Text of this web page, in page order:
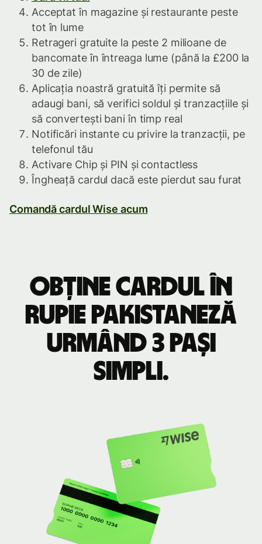
Acceptat în magazine și restaurante peste
tot în lume
Retrageri gratuite la peste 2 milioane de
bancomate în întreaga lume (până la £200 la
30 de zile)
Aplicația noastră gratuită îți permite să
adaugi bani, să verifici soldul și tranzacțiile și
să convertești bani în timp real
Notificări instante cu privire la tranzacții, pe
telefonul tău
Activare Chip și PIN și contactless
Îngheață cardul dacă este pierdut sau furat
Comandă cardul Wise acum
Obține cardul în
rupie pakistaneză
urmând 3 pași
simpli.